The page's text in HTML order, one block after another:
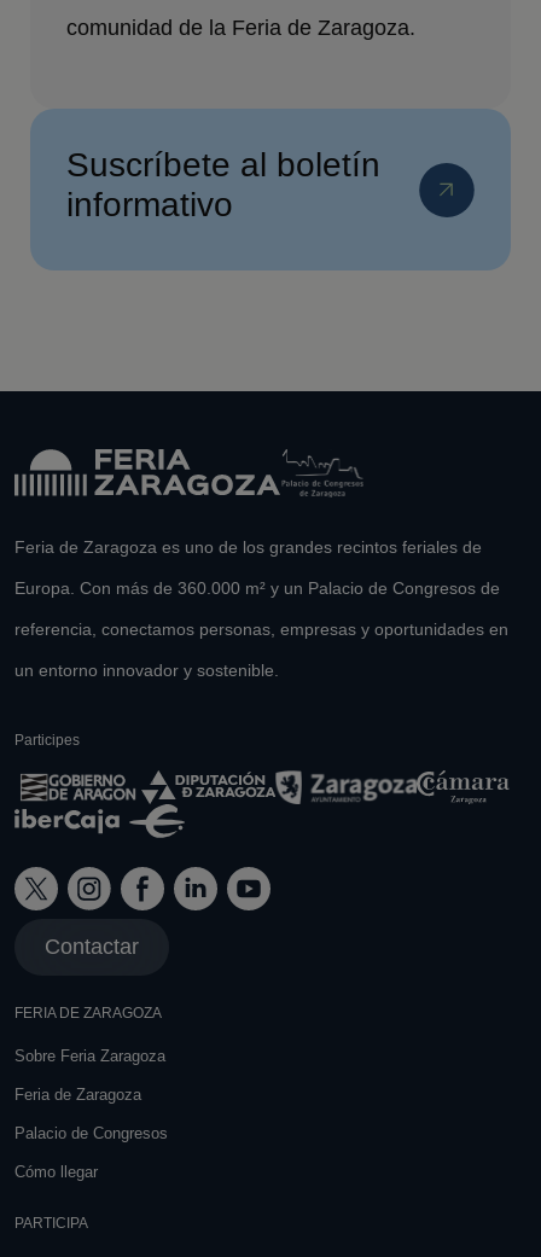
comunidad de la Feria de Zaragoza.
Suscríbete al boletín
informativo
Feria de Zaragoza es uno de los grandes recintos feriales de
Europa. Con más de 360.000 m² y un Palacio de Congresos de
referencia, conectamos personas, empresas y oportunidades en
un entorno innovador y sostenible.
Participes
Contactar
FERIA DE ZARAGOZA
Sobre Feria Zaragoza
Feria de Zaragoza
Palacio de Congresos
Cómo llegar
PARTICIPA